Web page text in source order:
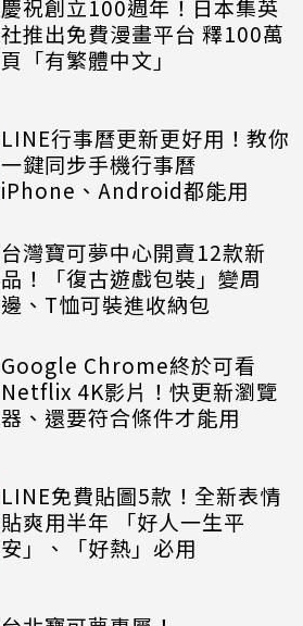
慶祝創立100週年！日本集英
社推出免費漫畫平台 釋100萬
頁「有繁體中文」
LINE行事曆更新更好用！教你
一鍵同步手機行事曆
iPhone、Android都能用
台灣寶可夢中心開賣12款新
品！「復古遊戲包裝」變周
邊、T恤可裝進收納包
Google Chrome終於可看
Netflix 4K影片！快更新瀏覽
器、還要符合條件才能用
LINE免費貼圖5款！全新表情
貼爽用半年 「好人一生平
安」、「好熱」必用